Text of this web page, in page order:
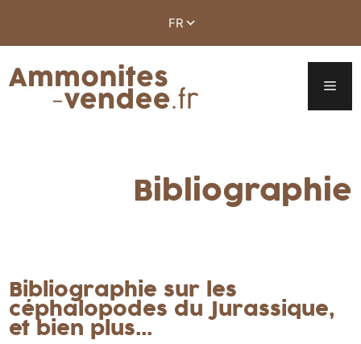
Bibliographie
Bibliographie sur les
céphalopodes du Jurassique,
et bien plus...